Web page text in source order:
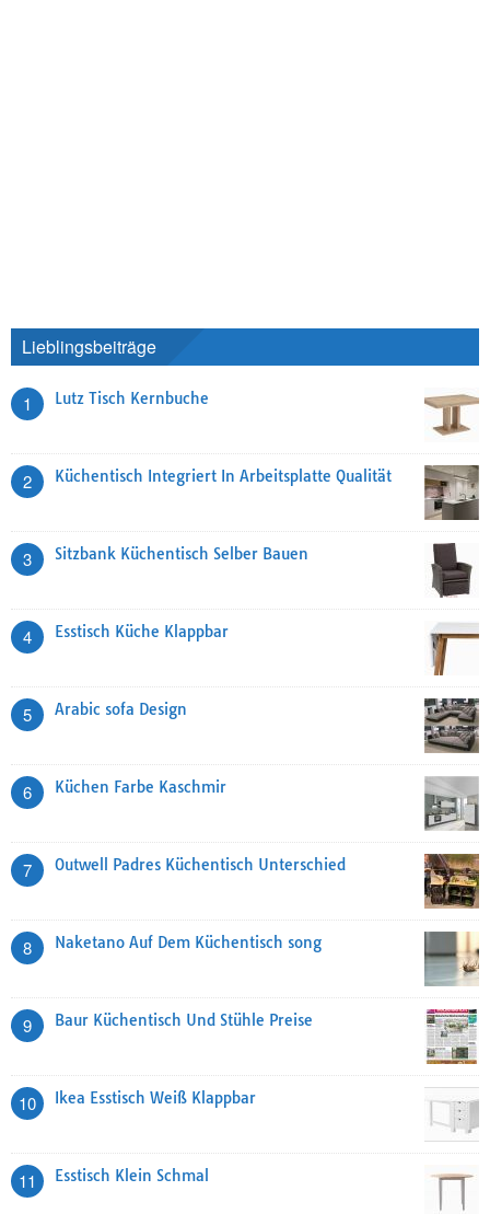
Lieblingsbeiträge
1 Lutz Tisch Kernbuche
2 Küchentisch Integriert In Arbeitsplatte Qualität
3 Sitzbank Küchentisch Selber Bauen
4 Esstisch Küche Klappbar
5 Arabic sofa Design
6 Küchen Farbe Kaschmir
7 Outwell Padres Küchentisch Unterschied
8 Naketano Auf Dem Küchentisch song
9 Baur Küchentisch Und Stühle Preise
10 Ikea Esstisch Weiß Klappbar
11 Esstisch Klein Schmal